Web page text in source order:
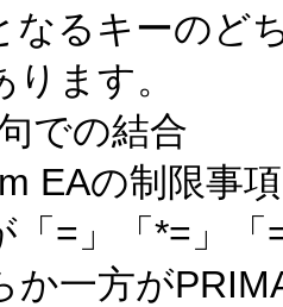
なるキーのど
ます。
での結合
EAの制限事
「=」「*=」
か一方が